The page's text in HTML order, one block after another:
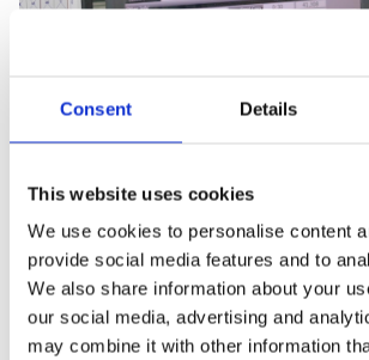
Consent Details
This website uses cookies
We use cookies to personalise content
provide social media features and to
We also share information about your
our social media, advertising and
may combine it with other information
MIS : importance des
7 mins
Pourquoi l’interaction avec les
MIS peut vous aider à atteindre vos
comme...